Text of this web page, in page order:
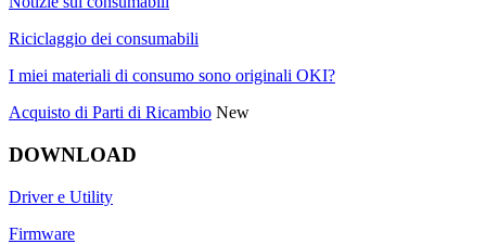
Riciclaggio dei consumabili
I miei materiali di consumo sono originali OKI?
Acquisto di Parti di Ricambio New
DOWNLOAD
Driver e Utility
Firmware